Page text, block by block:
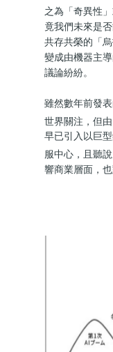
之為「奇異性
竟我們未來是
共存共榮的「
變成由機器主
議論紛紛。
雖然數年前發
世界關注，但
早已引入以巨
服中心，且聽
響商業層面，